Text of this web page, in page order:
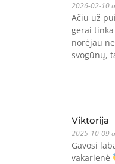
2026-02-10
Ačiū už
gerai
norėjau
svogūnų,
Viktorija
2025-10-09
Gavosi
vakarienė